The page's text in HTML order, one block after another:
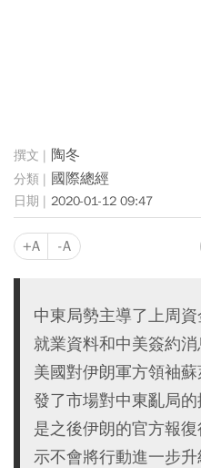
陶冬
國際總經
2020-01-12 09:47
+A -A
中東局勢主導了上周
就業資料和中美簽約消
美國對伊朗軍方領袖
發了市場對中東亂局
是之後伊朗的官方報
示不會將行動進一步